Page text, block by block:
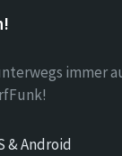
immer
& Android